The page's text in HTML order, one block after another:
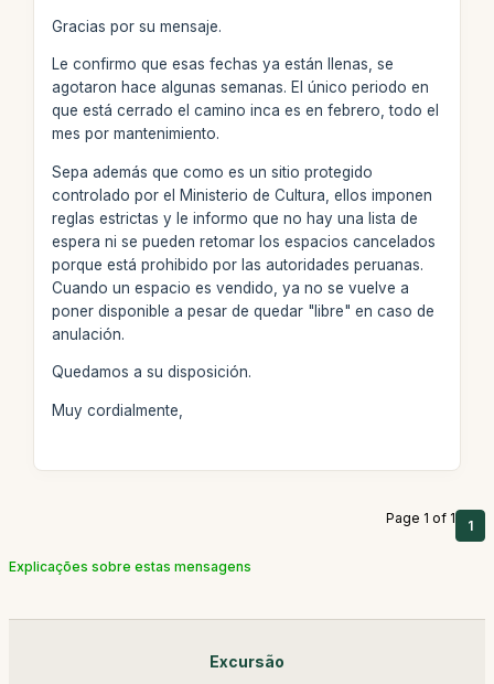
Gracias por su mensaje.
Le confirmo que esas fechas ya están llenas, se
agotaron hace algunas semanas. El único periodo en
que está cerrado el camino inca es en febrero, todo el
mes por mantenimiento.
Sepa además que como es un sitio protegido
controlado por el Ministerio de Cultura, ellos imponen
reglas estrictas y le informo que no hay una lista de
espera ni se pueden retomar los espacios cancelados
porque está prohibido por las autoridades peruanas.
Cuando un espacio es vendido, ya no se vuelve a
poner disponible a pesar de quedar "libre" en caso de
anulación.
Quedamos a su disposición.
Muy cordialmente,
Page 1 of 1 1
Explicações sobre estas mensagens
Excursão